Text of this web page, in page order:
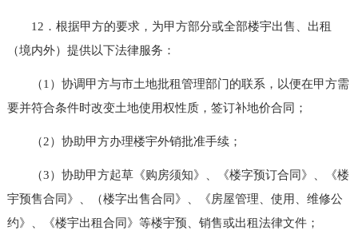
12．根据甲方的要求，为甲方部分或全部楼宇出售、出租
（境内外）提供以下法律服务：
（1）协调甲方与市土地批租管理部门的联系，以便在甲方需
要并符合条件时改变土地使用权性质，签订补地价合同；
（2）协助甲方办理楼宇外销批准手续；
（3）协助甲方起草《购房须知》、《楼字预订合同》、《楼
宇预售合同》、（楼字出售合同》、《房屋管理、使用、维修公
约》、《楼宇出租合同》等楼宇预、销售或出租法律文件；